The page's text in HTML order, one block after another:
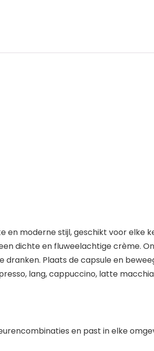
en moderne stijl, geschikt voor elke
dichte en fluweelachtige crème.
Plaats de capsule en
lang, cappuccino, latte
en past in elke